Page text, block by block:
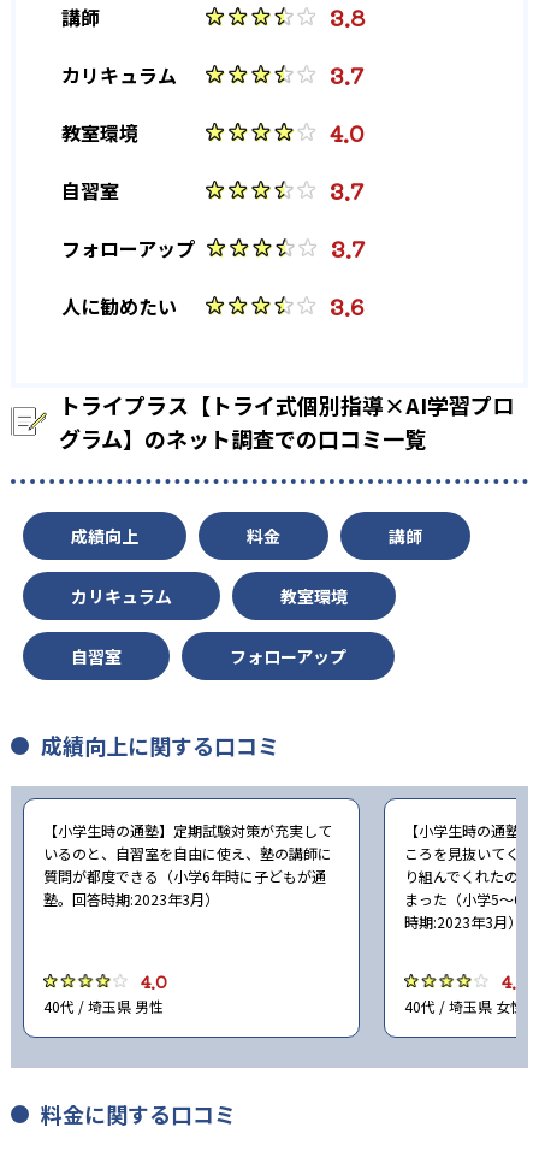
講師 3.8
カリキュラム 3.7
教室環境 4.0
自習室 3.7
フォローアップ 3.7
人に勧めたい 3.6
トライプラス【トライ式個別指導×AI学習プロ
グラム】のネット調査での口コミ一覧
成績向上 料金 講師
カリキュラム 教室環境
自習室 フォローアップ
成績向上に関する口コミ
【小学生時の通塾】定期試験対策が充実して
いるのと、自習室を自由に使え、塾の講師に
質問が都度できる（小学6年時に子どもが通
塾。回答時期:2023年3月）
4.0
40代 / 埼玉県 男性
【小学生時の通塾
ころを見抜いてく
り組んでくれたの
まった（小学5〜6
時期:2023年3月）
4.0
40代 / 埼玉県 女性
料金に関する口コミ